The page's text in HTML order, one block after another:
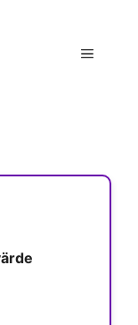
Meny